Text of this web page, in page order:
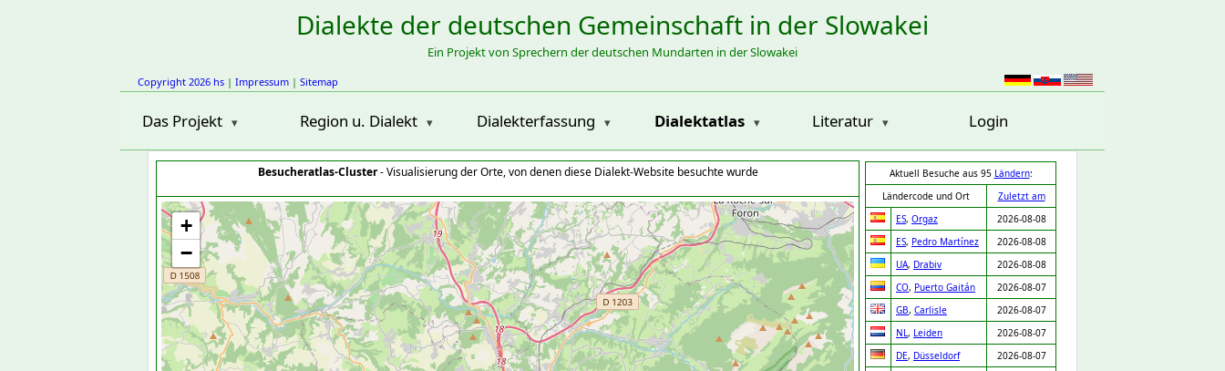
Dialekte der deutschen Gemeinschaft in der Slowakei
Ein Projekt von Sprechern der deutschen Mundarten in der Slowakei
Copyright 2026 hs | Impressum | Sitemap
Das Projekt Region u. Dialekt Dialekterfassung Dialektatlas Literatur Login
Besucheratlas-Cluster- Visualisierung der Orte, von denen diese Dialekt-Website besuchte wurde
+
−
Aktuell Besuche aus 95 Ländern:
Ländercode und Ort
Zuletzt am
ES, Orgaz
2026-08-08
ES, Pedro Martínez
2026-08-08
UA, Drabiv
2026-08-08
CO, Puerto Gaitán
2026-08-07
GB, Carlisle
2026-08-07
NL, Leiden
2026-08-07
DE, Düsseldorf
2026-08-07